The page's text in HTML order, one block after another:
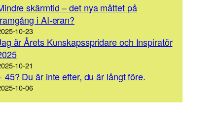
skärmtid – det nya måttet på
i AI-eran?
10-23
är Årets Kunskapsspridare och Inspiratör
10-21
45? Du är inte efter, du är långt före.
10-06